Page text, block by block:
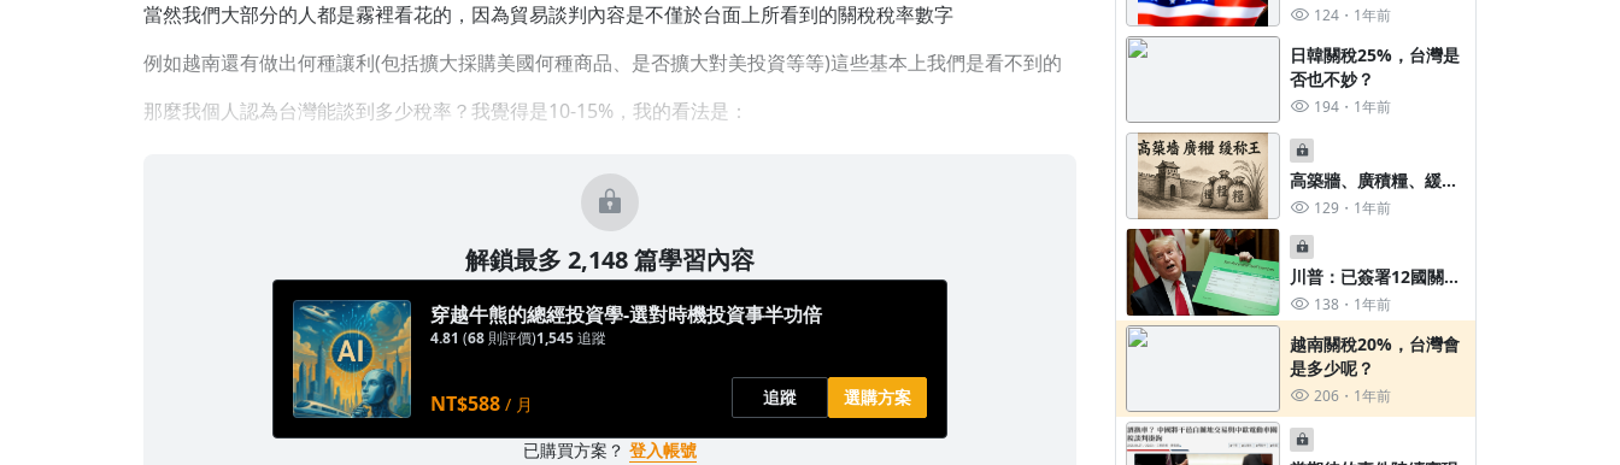
當然我們大部分的人都是霧裡看花的，因為貿易談判內容是不僅於台面上所看到的關稅稅率數字
例如越南還有做出何種讓利(包括擴大採購美國何種商品、是否擴大對美投資等等)這些基本上我們是看不到的
那麼我個人認為台灣能談到多少稅率？我覺得是10-15%，我的看法是：
解鎖最多 2,148 篇學習內容
穿越牛熊的總經投資學-選對時機投資事半功倍
4.81 (68 則評價)1,545追蹤
NT$588 / 月 追蹤 選購方案
已購買方案？ 登入帳號
124 1年前
日韓關稅25%，台灣是
否也不妙？
194 1年前
高築牆、廣積糧、緩稱
王！129 1年前
川普：已簽署12國關稅
通知函 7/7寄出
138 1年前
越南關稅20%，台灣會
是多少呢？
206 1年前